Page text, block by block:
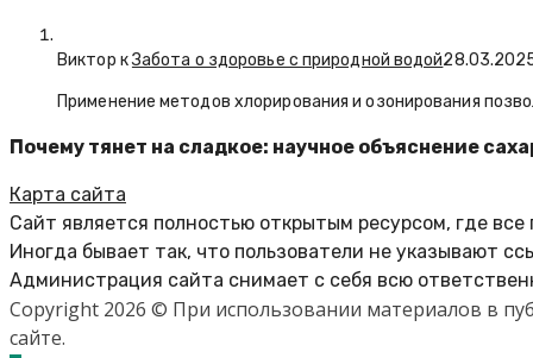
Виктор кЗабота о здоровье с природной водой
Применение методов хлорирования и озонирования
Почему тянет на сладкое: научное объяснение
Карта сайта
Сайт является полностью открытым ресурсом, где
Иногда бывает так, что пользователи не указывают
Администрация сайта снимает с себя всю
Copyright 2026 © При использовании материалов в
сайте.